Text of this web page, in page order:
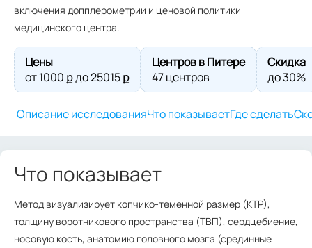
включения допплерометрии и ценовой политики
медицинского центра.
Цены
от1000 ք до25015ք
Центров в Питере
47 центров
Скидка
до 30%
Описание исследованияЧто показываетГде сделать
Что показывает
Метод визуализирует копчико-теменной размер (КТР),
толщину воротникового пространства (ТВП), сердцебиение,
носовую кость, анатомию головного мозга (срединные